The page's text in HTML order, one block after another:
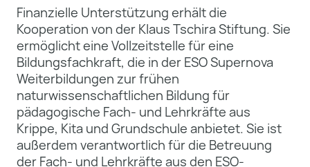
Finanzielle Unterstützung erhält die
Kooperation von der Klaus Tschira Stiftung. Sie
ermöglicht eine Vollzeitstelle für eine
Bildungsfachkraft, die in der ESO Supernova
Weiterbildungen zur frühen
naturwissenschaftlichen Bildung für
pädagogische Fach- und Lehrkräfte aus
Krippe, Kita und Grundschule anbietet. Sie ist
außerdem verantwortlich für die Betreuung
der Fach- und Lehrkräfte aus den ESO-